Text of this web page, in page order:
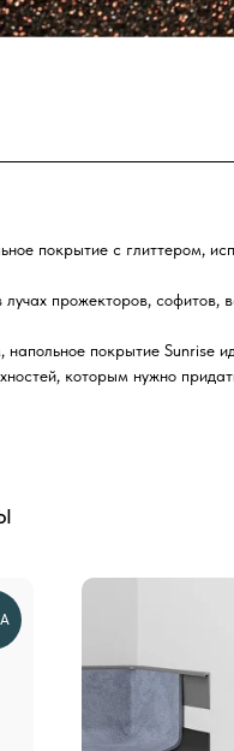
покрытие с глиттером,
лучах прожекторов,
покрытие Sunrise
которым нужно